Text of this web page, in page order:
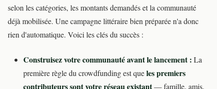
selon les catégories, les montants demandés et la communauté
déjà mobilisée. Une campagne littéraire bien préparée n'a donc
rien d'automatique. Voici les clés du succès :
Construisez votre communauté avant le lancement : La
première règle du crowdfunding est queles premiers
contributeurs sont votre réseau existant— famille, amis,